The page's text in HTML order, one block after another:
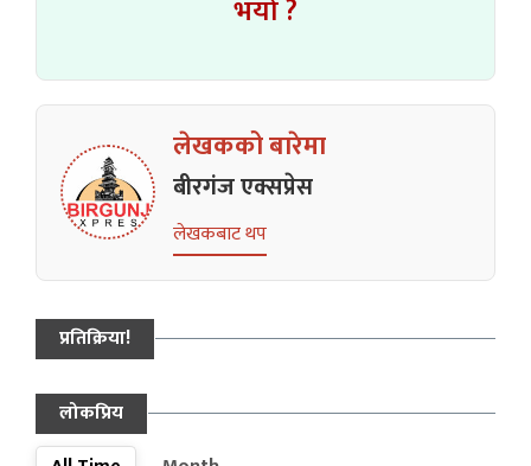
भयो ?
लेखकको बारेमा
बीरगंज एक्सप्रेस
लेखकबाट थप
प्रतिक्रिया!
लोकप्रिय